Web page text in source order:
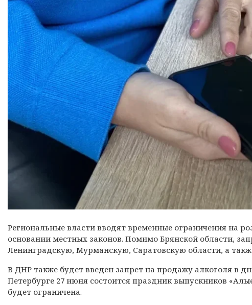
Региональные власти вводят временные ограничения на
основании местных законов. Помимо Брянской области,
Ленинградскую, Мурманскую, Саратовскую области, а
В ДНР также будет введен запрет на продажу алкоголя в
Петербурге 27 июня состоится праздник выпускников
будет ограничена.